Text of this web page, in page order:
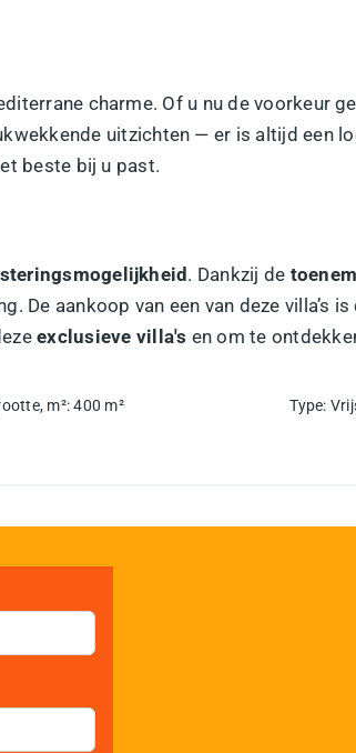
charme. Of u nu de voorkeur
uitzichten — er is altijd een
beste bij u past.
. Dankzij de
De aankoop van een van deze villa’s
exclusieve villa's en om te
m²: 400 m² Type: